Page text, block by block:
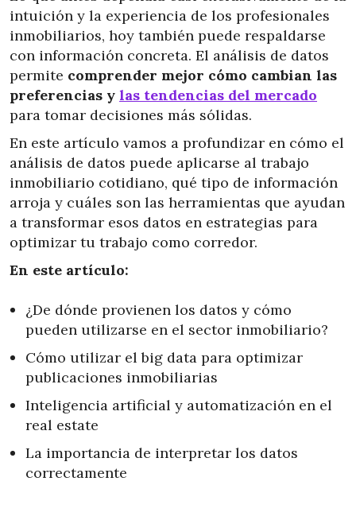
intuición y la experiencia de los profesionales
inmobiliarios, hoy también puede respaldarse
con información concreta. El análisis de datos
permite comprender mejor cómo cambian las
preferencias y las tendencias del mercado
para tomar decisiones más sólidas.
En este artículo vamos a profundizar en cómo el
análisis de datos puede aplicarse al trabajo
inmobiliario cotidiano, qué tipo de información
arroja y cuáles son las herramientas que ayudan
a transformar esos datos en estrategias para
optimizar tu trabajo como corredor.
En este artículo:
¿De dónde provienen los datos y cómo
pueden utilizarse en el sector inmobiliario?
Cómo utilizar el big data para optimizar
publicaciones inmobiliarias
Inteligencia artificial y automatización en el
real estate
La importancia de interpretar los datos
correctamente